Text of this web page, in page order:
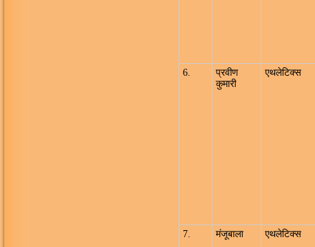
6.
प्रवीण
कुमारी
एथलेटिक्स
7. मंजूबाला एथलेटिक्स